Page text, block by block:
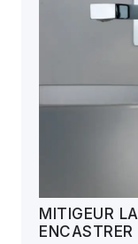
MITIGEUR